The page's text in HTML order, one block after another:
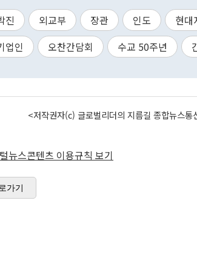
진 외교부 장관 인도 현대
업인
오찬간담회 수교 50주년
<저작권자(c) 글로벌리더의 지름길 종합뉴스
뉴스콘텐츠 이용규칙 보기
가기